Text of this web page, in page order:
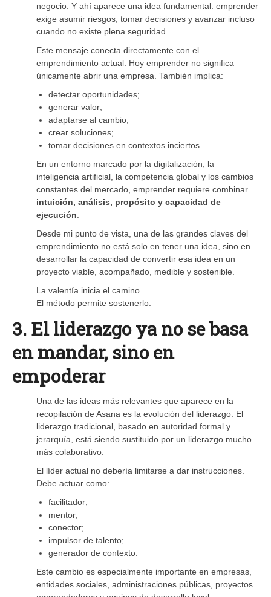
negocio. Y ahí aparece una idea fundamental: emprender
exige asumir riesgos, tomar decisiones y avanzar incluso
cuando no existe plena seguridad.
Este mensaje conecta directamente con el
emprendimiento actual. Hoy emprender no significa
únicamente abrir una empresa. También implica:
detectar oportunidades;
generar valor;
adaptarse al cambio;
crear soluciones;
tomar decisiones en contextos inciertos.
En un entorno marcado por la digitalización, la
inteligencia artificial, la competencia global y los cambios
constantes del mercado, emprender requiere combinar
intuición, análisis, propósito y capacidad de
ejecución
Desde mi punto de vista, una de las grandes claves del
emprendimiento no está solo en tener una idea, sino en
desarrollar la capacidad de convertir esa idea en un
proyecto viable, acompañado, medible y sostenible.
La valentía inicia el camino.
El método permite sostenerlo.
3. El liderazgo ya no se basa
en mandar, sino en
empoderar
Una de las ideas más relevantes que aparece en la
recopilación de Asana es la evolución del liderazgo. El
liderazgo tradicional, basado en autoridad formal y
jerarquía, está siendo sustituido por un liderazgo mucho
más colaborativo.
El líder actual no debería limitarse a dar instrucciones.
Debe actuar como:
facilitador;
mentor;
conector;
impulsor de talento;
generador de contexto.
Este cambio es especialmente importante en empresas,
entidades sociales, administraciones públicas, proyectos